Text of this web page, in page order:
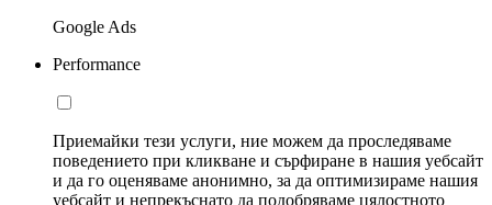
Google Ads
Performance
Приемайки тези услуги, ние можем да проследяваме
поведението при кликване и сърфиране в нашия уебсайт
и да го оценяваме анонимно, за да оптимизираме нашия
уебсайт и непрекъснато да подобряваме цялостното